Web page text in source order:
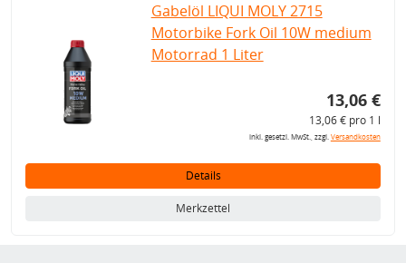
Gabelöl LIQUI MOLY 2715
Motorbike Fork Oil 10W medium
Motorrad 1 Liter
13,06 €
13,06 € pro 1 l
inkl. gesetzl. MwSt., zzgl.Versandkosten
Details
Merkzettel